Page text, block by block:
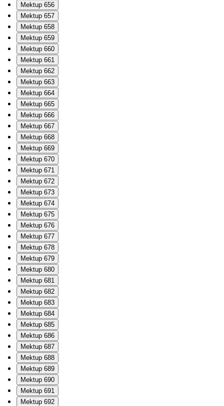
Mektup 656
Mektup 657
Mektup 658
Mektup 659
Mektup 660
Mektup 661
Mektup 662
Mektup 663
Mektup 664
Mektup 665
Mektup 666
Mektup 667
Mektup 668
Mektup 669
Mektup 670
Mektup 671
Mektup 672
Mektup 673
Mektup 674
Mektup 675
Mektup 676
Mektup 677
Mektup 678
Mektup 679
Mektup 680
Mektup 681
Mektup 682
Mektup 683
Mektup 684
Mektup 685
Mektup 686
Mektup 687
Mektup 688
Mektup 689
Mektup 690
Mektup 691
Mektup 692